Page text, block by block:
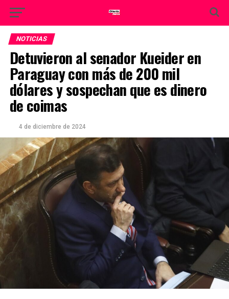
NOTICIAS
Detuvieron al senador Kueider en
Paraguay con más de 200 mil
dólares y sospechan que es dinero
de coimas
4 de diciembre de 2024